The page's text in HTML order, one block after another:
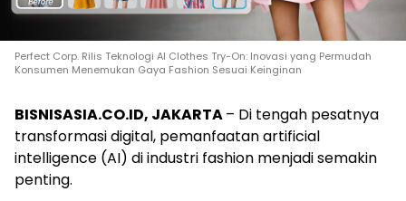
Perfect Corp. Rilis Teknologi AI Clothes Try-On: Inovasi yang Permudah
Konsumen Menemukan Gaya Fashion Sesuai Keinginan
BISNISASIA.CO.ID, JAKARTA– Di tengah pesatnya
transformasi digital, pemanfaatan artificial
intelligence (AI) di industri fashion menjadi semakin
penting.